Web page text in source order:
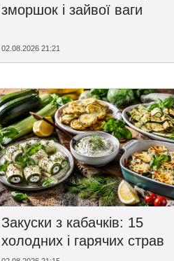
зморшок і зайвої ваги
02.08.2026 21:21
Закуски з кабачків: 15
холодних і гарячих страв